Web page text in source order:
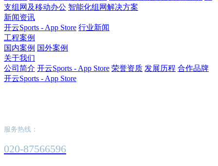
支组网及移动办公 智能化组网解决方案
新闻资讯
开云Sports - App Store 行业新闻
工程案例
国内案例 国外案例
关于我们
公司简介 开云Sports - App Store 荣誉资质 发展历程 合作品牌
开云Sports - App Store
服务热线：
020-87566596